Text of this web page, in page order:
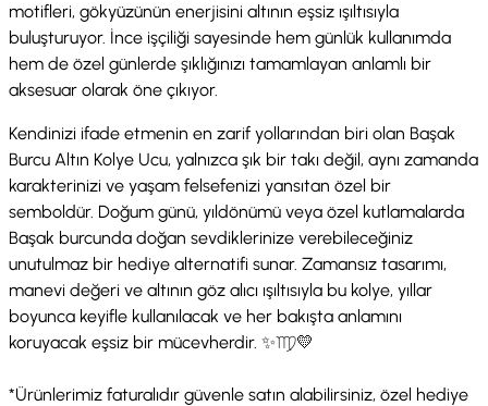
motifleri, gökyüzünün enerjisini altının eşsiz ışıltısıyla
buluşturuyor. İnce işçiliği sayesinde hem günlük kullanımda
hem de özel günlerde şıklığınızı tamamlayan anlamlı bir
aksesuar olarak öne çıkıyor.
Kendinizi ifade etmenin en zarif yollarından biri olan Başak
Burcu Altın Kolye Ucu, yalnızca şık bir takı değil, aynı zamanda
karakterinizi ve yaşam felsefenizi yansıtan özel bir
semboldür. Doğum günü, yıldönümü veya özel kutlamalarda
Başak burcunda doğan sevdiklerinize verebileceğiniz
unutulmaz bir hediye alternatifi sunar. Zamansız tasarımı,
manevi değeri ve altının göz alıcı ışıltısıyla bu kolye, yıllar
boyunca keyifle kullanılacak ve her bakışta anlamını
koruyacak eşsiz bir mücevherdir. ✨♍💛
*Ürünlerimiz faturalıdır güvenle satın alabilirsiniz, özel hediye